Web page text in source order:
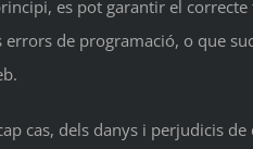
es pot garantir el
de programació, o que
cas, dels danys i perjudicis